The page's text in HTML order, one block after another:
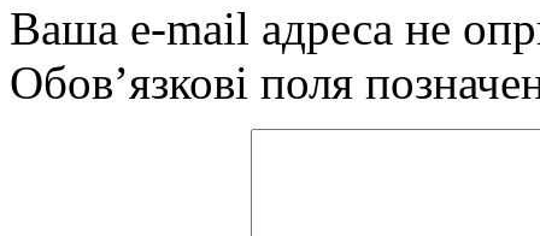
Ваша e-mail адреса не
Обов’язкові поля